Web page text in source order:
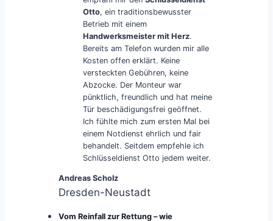
Otto, ein traditionsbewusster
Betrieb mit einem
Handwerksmeister mit Herz.
Bereits am Telefon wurden mir alle
Kosten offen erklärt. Keine
versteckten Gebühren, keine
Abzocke. Der Monteur war
pünktlich, freundlich und hat meine
Tür beschädigungsfrei geöffnet.
Ich fühlte mich zum ersten Mal bei
einem Notdienst ehrlich und fair
behandelt. Seitdem empfehle ich
Schlüsseldienst Otto jedem weiter.
Andreas Scholz
Dresden-Neustadt
Vom Reinfall zur Rettung – wie